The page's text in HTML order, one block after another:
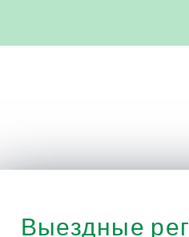
Выездные